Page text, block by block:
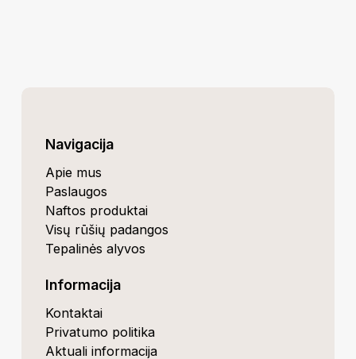
Navigacija
Apie mus
Paslaugos
Naftos produktai
Visų rūšių padangos
Tepalinės alyvos
Informacija
Kontaktai
Privatumo politika
Aktuali informacija